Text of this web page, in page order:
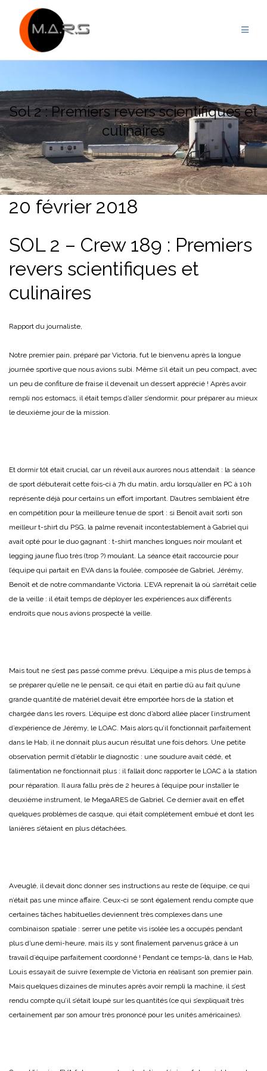
content
Sol 2 : Premiers revers scientifiques et
culinaires
20 février 2018
SOL 2 – Crew 189 : Premiers
revers scientifiques et
culinaires
Rapport du journaliste,
Notre premier pain, préparé par Victoria, fut le bienvenu après la longue
journée sportive que nous avions subi. Même s’il était un peu compact, avec
un peu de confiture de fraise il devenait un dessert apprécié ! Après avoir
rempli nos estomacs, il était temps d’aller s’endormir, pour préparer au mieux
le deuxième jour de la mission.
Et dormir tôt était crucial, car un réveil aux aurores nous attendait : la séance
de sport débuterait cette fois-ci à 7h du matin, ardu lorsqu’aller en PC à 10h
représente déjà pour certains un effort important. D’autres semblaient être
en compétition pour la meilleure tenue de sport : si Benoît avait sorti son
meilleur t-shirt du PSG, la palme revenait incontestablement à Gabriel qui
avait opté pour le duo gagnant : t-shirt manches longues noir moulant et
legging jaune fluo très (trop ?) moulant. La séance était raccourcie pour
l’équipe qui partait en EVA dans la foulée, composée de Gabriel, Jérémy,
Benoît et de notre commandante Victoria. L’EVA reprenait là où s’arrêtait celle
de la veille : il était temps de déployer les expériences aux différents
endroits que nous avions prospecté la veille.
Mais tout ne s’est pas passé comme prévu. L’équipe a mis plus de temps à
se préparer qu’elle ne le pensait, ce qui était en partie dû au fait qu’une
grande quantité de matériel devait être emportée hors de la station et
chargée dans les rovers. L’équipe est donc d’abord allée placer l’instrument
d’expérience de Jérémy, le LOAC. Mais alors qu’il fonctionnait parfaitement
dans le Hab, il ne donnait plus aucun résultat une fois dehors. Une petite
observation permit d’établir le diagnostic : une soudure avait cédé, et
l’alimentation ne fonctionnait plus : il fallait donc rapporter le LOAC à la station
pour réparation. Il aura fallu près de 2 heures à l’équipe pour installer le
deuxième instrument, le MegaARES de Gabriel. Ce dernier avait en effet
quelques problèmes de casque, qui était complètement embué et dont les
lanières s’étaient en plus détachées.
Aveuglé, il devait donc donner ses instructions au reste de l’équipe, ce qui
n’était pas une mince affaire. Ceux-ci se sont également rendu compte que
certaines tâches habituelles deviennent très complexes dans une
combinaison spatiale : serrer une petite vis isolée les a occupés pendant
plus d’une demi-heure, mais ils y sont finalement parvenus grâce à un
travail d’équipe parfaitement coordonné ! Pendant ce temps-là, dans le Hab,
Louis essayait de suivre l’exemple de Victoria en réalisant son premier pain.
Mais quelques dizaines de minutes après avoir rempli la machine, il s’est
rendu compte qu’il s’était loupé sur les quantités (ce qui s’expliquait très
certainement par son amour très prononcé pour les unités américaines).